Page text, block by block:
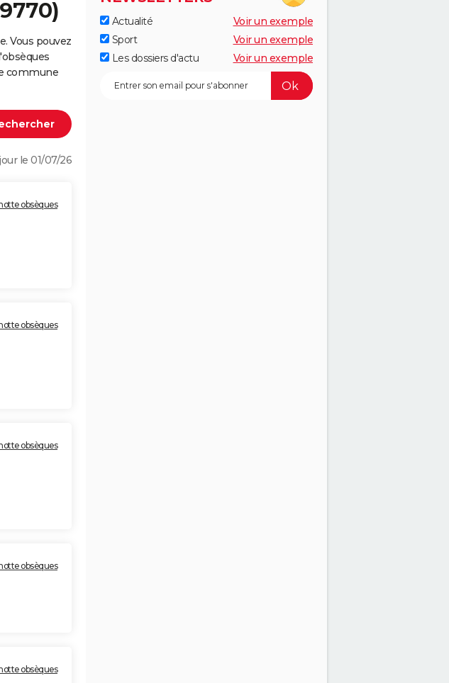
Vous pouvez
commune
le 01/07/26
obsèques
obsèques
obsèques
obsèques
obsèques
Actualité
Voir un exemple
Sport
Voir un exemple
Les dossiers d'actu
Voir un exemple